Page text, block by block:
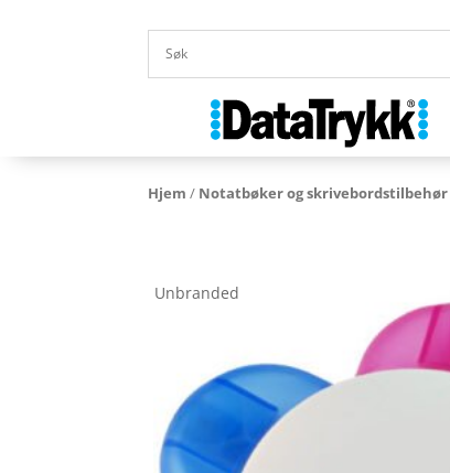
Hjem / Notatbøker og skrivebordstilbehør
Unbranded